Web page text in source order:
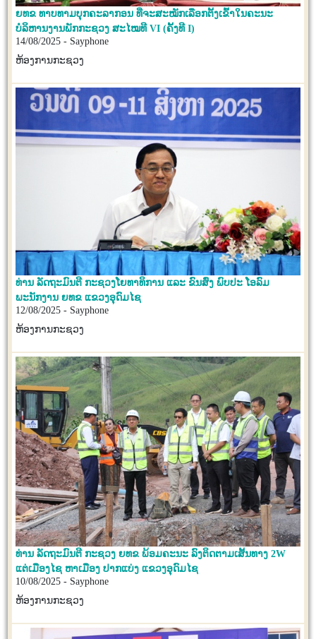
ຍທຂ ທາບທາມບຸກຄະລາກອນ ທີ່ຈະສະໝັກເລືອກຕັ້ງເຂົ້າໃນຄະນະ
ບໍລິຫານງານພັກກະຊວງ ສະໄໝທີ VI (ຄັ້ງທີ I)
14/08/2025 - Sayphone
ຫ້ອງການກະຊວງ
ທ່ານ ລັດຖະມົນຕີ ກະຊວງໂຍທາທິການ ແລະ ຂົນສົ່ງ ພົບປະ ໂອລົມ
ພະນັກງານ ຍທຂ ແຂວງອຸດົມໄຊ
12/08/2025 - Sayphone
ຫ້ອງການກະຊວງ
ທ່ານ ລັດຖະມົນຕີ ກະຊວງ ຍທຂ ພ້ອມຄະນະ ລົງຕິດຕາມເສັ້ນທາງ 2W
ແຕ່ເມືອງໄຊ ຫາເມືອງ ປາກແບ່ງ ແຂວງອຸດົມໄຊ
10/08/2025 - Sayphone
ຫ້ອງການກະຊວງ